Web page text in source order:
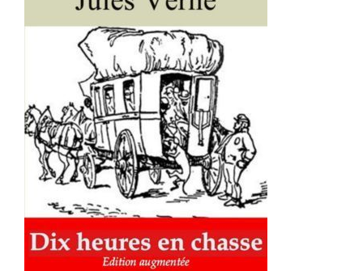
AJOUTER AU PANIER / DÉTAILS